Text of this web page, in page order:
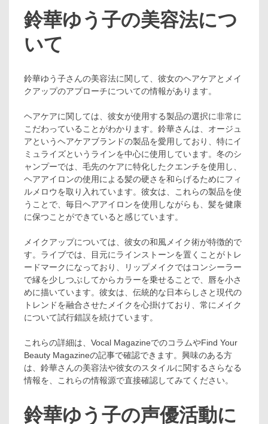
鈴華ゆう子の美容法につ
いて
鈴華ゆう子さんの美容法に関して、彼女のヘアケアとメイ
クアップのアプローチについての情報があります。
ヘアケアに関しては、彼女が使用する製品の選択に非常に
こだわっていることがわかります。鈴華さんは、オージュ
アというヘアケアブランドの製品を愛用しており、特にイ
ミュライズというラインを中心に使用しています。冬のシ
ャンプーでは、毛先のケアに特化したクエンチを使用し、
ヘアアイロンの使用による髪の硬さを和らげるためにフィ
ルメロウを取り入れています。彼女は、これらの製品を使
うことで、毎日ヘアアイロンを使用しながらも、髪を健康
に保つことができていると感じています。
メイクアップについては、彼女の和風メイク術が特徴的で
す。ライブでは、目元にラインストーンを置くことがトレ
ードマークになっており、リップメイクではコンシーラー
で縁を少しつぶしてからカラーを乗せることで、唇を小さ
めに描いています。彼女は、伝統的な日本らしさと現代の
トレンドを融合させたメイクを心掛けており、常にメイク
について試行錯誤を続けています。
これらの詳細は、Vocal MagazineでのコラムやFind Your
Beauty Magazineの記事で確認できます。興味のある方
は、鈴華さんの美容法や彼女のスタイルに関するさらなる
情報を、これらの情報源で直接確認してみてください​​​​​​。
鈴華ゆう子の声優活動に